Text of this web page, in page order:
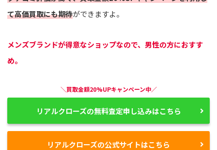
て高価買取にも期待ができますよ。
メンズブランドが得意なショップなので、男性の方におすす
め。
＼買取金額20%UPキャンペーン中／
リアルクローズの無料査定申し込みはこちら
リアルクローズの公式サイトはこちら